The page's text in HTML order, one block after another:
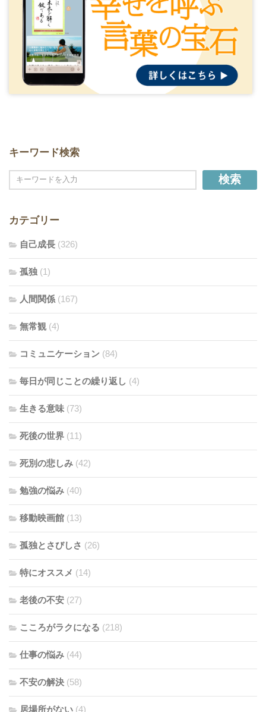
キーワード検索
検索
カテゴリー
自己成長 (326)
孤独 (1)
人間関係 (167)
無常観 (4)
コミュニケーション (84)
毎日が同じことの繰り返し (4)
生きる意味 (73)
死後の世界 (11)
死別の悲しみ (42)
勉強の悩み (40)
移動映画館 (13)
孤独とさびしさ (26)
特にオススメ (14)
老後の不安 (27)
こころがラクになる (218)
仕事の悩み (44)
不安の解決 (58)
居場所がない (4)